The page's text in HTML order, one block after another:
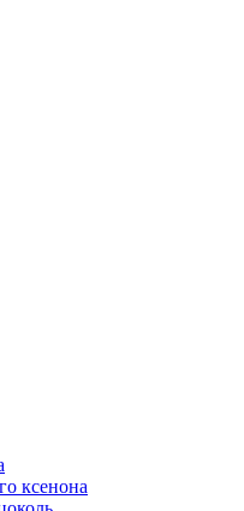
ксенона